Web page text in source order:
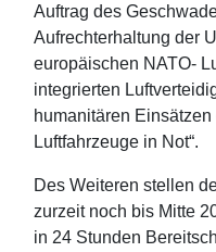
Auftrag des
Aufrechterhaltung der
europäischen NATO-
integrierten
humanitären
Luftfahrzeuge in Not“.
Des Weiteren stellen
zurzeit noch bis Mitte
in 24 Stunden